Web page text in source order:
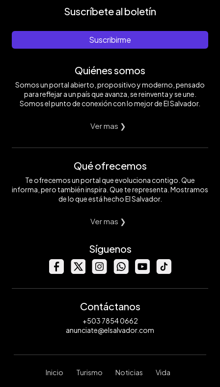
Suscríbete al boletín
Suscribirme
Quiénes somos
Somos un portal abierto, propositivo y moderno, pensado
para reflejar a un país que avanza, se reinventa y se une.
Somos el punto de conexión con lo mejor de El Salvador.
Ver mas ❯
Qué ofrecemos
Te ofrecemos un portal que evoluciona contigo. Que
informa, pero también inspira. Que te representa. Mostramos
de lo que está hecho El Salvador.
Ver mas ❯
Síguenos
Contáctanos
+503 7854 0662
anunciate@elsalvador.com
Inicio Turismo Noticias Vida